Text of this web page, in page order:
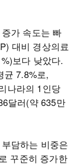
가 속도는 빠
대비 경상의료
보다 낮았다.
균 7.8%로,
나라의 1인당
달러(약 635만
담하는 비중은
꾸준히 증가한